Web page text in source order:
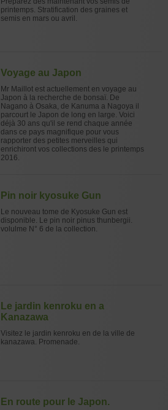
printemps. Stratification des graines et
semis en mars ou avril.
Voyage au Japon
Mr Maillot est actuellement en voyage au
Japon à la recherche de bonsaï. De
Nagano à Osaka, de Kanuma a Nagoya il
parcourt le Japon de long en large. Voici
déjà 30 ans qu'il se rend chaque année
dans ce pays magnifique pour vous
rapporter des petites merveilles qui
enrichiront vos collections des le printemps
2016.
Pin noir kyosuke Gun
Le nouveau tome de Kyosuke Gun est
disponible. Le pin noir pinus thunbergii.
volulme N° 6 de la collection.
Le jardin kenroku en a
Kanazawa
Visitez le jardin kenroku en de la ville de
kanazawa. Promenade.
En route pour le Japon.